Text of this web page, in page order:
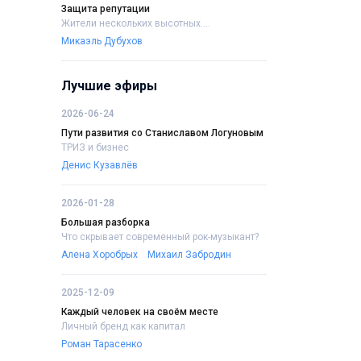
Защита репутации
Жители нескольких высотных....
Микаэль Дубухов
Лучшие эфиры
2026-06-24
Пути развития со Станиславом Логуновым
ТРИЗ и бизнес
Денис Кузавлёв
2026-01-28
Большая разборка
Что скрывает современный рок-музыкант?
Алена Хоробрых
Михаил Забродин
2025-12-09
Каждый человек на своём месте
Личный бренд как капитал
Роман Тарасенко